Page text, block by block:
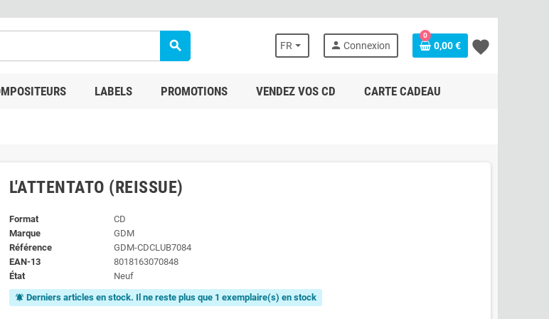
search FR person Connexion
0
0,00 € favorite
LABELS PROMOTIONS VENDEZ VOS CD CARTE CADEAU
L'ATTENTATO (REISSUE)
Format
CD
Marque
GDM
Référence
GDM-CDCLUB7084
EAN-13
8018163070848
État
Neuf
notifications_active Derniers articles en stock. Il ne reste plus que 1 exemplaire(s) en stock